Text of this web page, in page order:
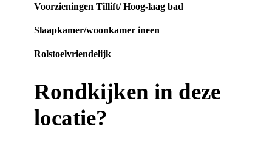
Voorzieningen Tillift/ Hoog-laag bad
Slaapkamer/woonkamer ineen
Rolstoelvriendelijk
Rondkijken in deze
locatie?